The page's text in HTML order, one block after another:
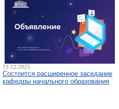
19.12.2025
Состоится расширенное заседание
кафедры начального образования